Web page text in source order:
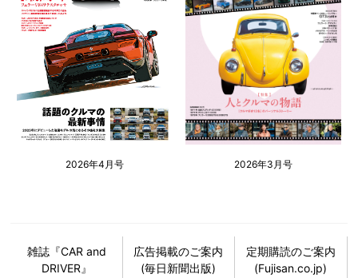
2026年4月号 2026年3月号
雑誌『CAR and
DRIVER』
広告掲載のご案内
(毎日新聞出版)
定期購読のご案内
(Fujisan.co.jp)